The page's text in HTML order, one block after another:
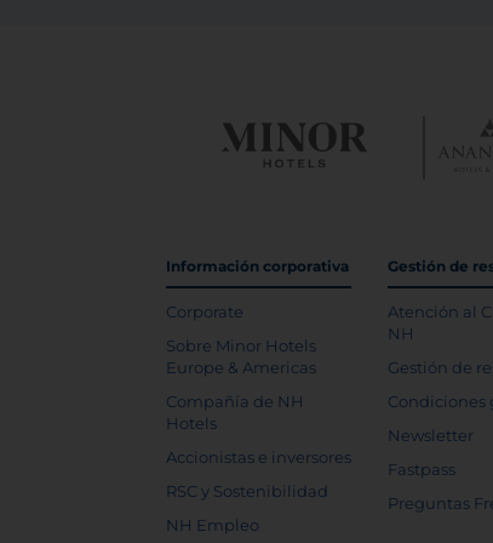
Información corporativa
Corporate
Sobre Minor Hotels
Europe & Americas
Compañía de NH
Hotels
Accionistas e inversores
RSC y Sostenibilidad
NH Empleo
Gestión de
Atención al
NH
Gestión de
Condiciones
Newsletter
Fastpass
Preguntas